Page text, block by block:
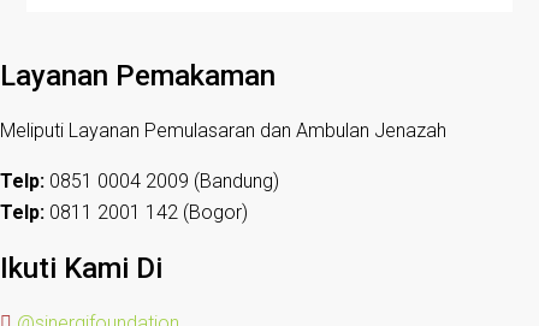
Layanan Pemakaman
Meliputi Layanan Pemulasaran dan Ambulan Jenazah
Telp: 0851 0004 2009 (Bandung)
Telp: 0811 2001 142 (Bogor)
Ikuti Kami Di